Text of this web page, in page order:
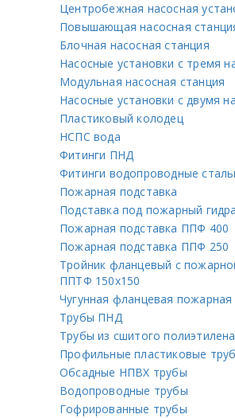
Центробежная насосная
Повышающая насосная
Блочная насосная станция
Насосные установки с тремя
Модульная насосная станция
Насосные установки с двумя
Пластиковый колодец
НСПС вода
Фитинги ПНД
Фитинги водопроводные
Пожарная подставка
Подставка под пожарный
Пожарная подставка ППФ 400
Пожарная подставка ППФ 250
Тройник фланцевый с
ППТФ 150х150
Чугунная фланцевая пожарная
Трубы ПНД
Трубы из сшитого полиэтилена
Профильные пластиковые
Обсадные НПВХ трубы
Водопроводные трубы
Гофрированные трубы